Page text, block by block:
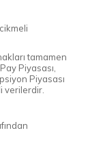
tamamen
Piyasası,
Piyasası
verilerdir.